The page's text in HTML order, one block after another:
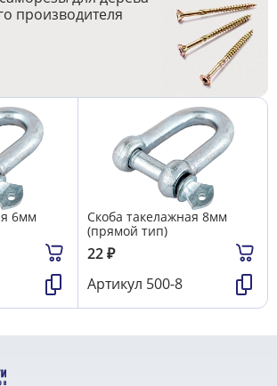
производителя
6мм
Скоба такелажная 8мм
(прямой тип)
22₽
Артикул 500-8